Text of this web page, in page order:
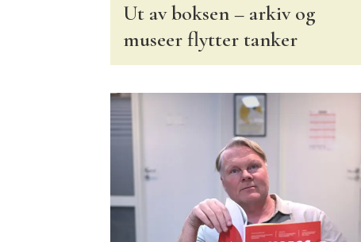
Ut av boksen – arkiv og
museer flytter tanker